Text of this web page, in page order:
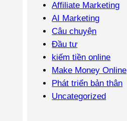
Affiliate Marketing
AI Marketing
Câu chuyện
Đầu tư
kiếm tiền online
Make Money Online
Phát triển bản thân
Uncategorized